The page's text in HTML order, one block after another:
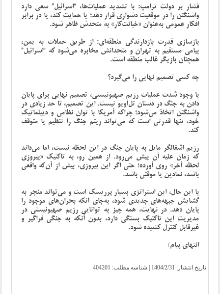
فشار بر دولت ترامپ: با تشدید عملیات‌ها، “اسرائیل” سعی دارد
واشنگتن را در موقعیت دشواری قرار دهد؛ یا حمایت کند، یا در برابر
افکار عمومی به‌عنوان «خیانت‌کار» به متحدش ظاهر شود.
بازسازی قدرت بازدارندگی منطقه‌ای: از طریق حملات به یمن،
پیامی مستقیم به تهران و متحدانش مخابره می‌شود که “اسرائیل”
همچنان بازیگر غالب منطقه است.
چه کسی تصمیم نهایی را می‌گیرد؟
با وجود شدت عملیات رژیم صهیونیستی، تصمیم نهایی برای پایان
دادن به جنگ در دستان تل‌آویو نیست. این تصمیم، تا حد زیادی در
واشنگتن اتخاذ می‌شود؛ چراکه آمریکا با توان نظامی و دیپلماتیک
خود، تنها قدرتی است که می‌تواند ریتم جنگ را تنظیم یا متوقف
کند.
رژیم اشغالگر مایل به پایان جنگ در این لحظه نیست، اما می‌داند
که زمان علیه آن پیش می‌رود. از همین رو، به تاکتیک «پیروزی
لحظه آخر» روی آورده؛ حتی اگر این پیروزی، بیش از آن‌که واقعی
باشد، نمادین یا موقتی باشد.
با این حال، این استراتژی بسیار پرریسک است و می‌تواند منجر به
گشایش جبهه‌های جدیدی شود، به‌جای آنکه بحران‌های موجود را
پایان دهد. در نهایت، همه چیز به توانایی رژیم صهیونیستی در
مدیریت این تاکتیک بستگی دارد، بدون آنکه به جنگی فراگیر و
غیرقابل کنترل کشیده شود.
انتهای پیام/
تاریخ انتشار: 1404/2/31 | شناسه مطلب: 404201